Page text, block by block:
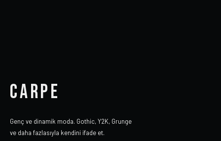
CARPE
Genç ve dinamik moda. Gothic, Y2K, Grunge
ve daha fazlasıyla kendini ifade et.